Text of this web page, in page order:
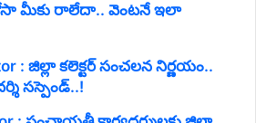
మీకు రాలేదా.. వెంటనే ఇలా
: జిల్లా కలెక్టర్ సంచలన నిర్ణయం..
సస్పెండ్..!